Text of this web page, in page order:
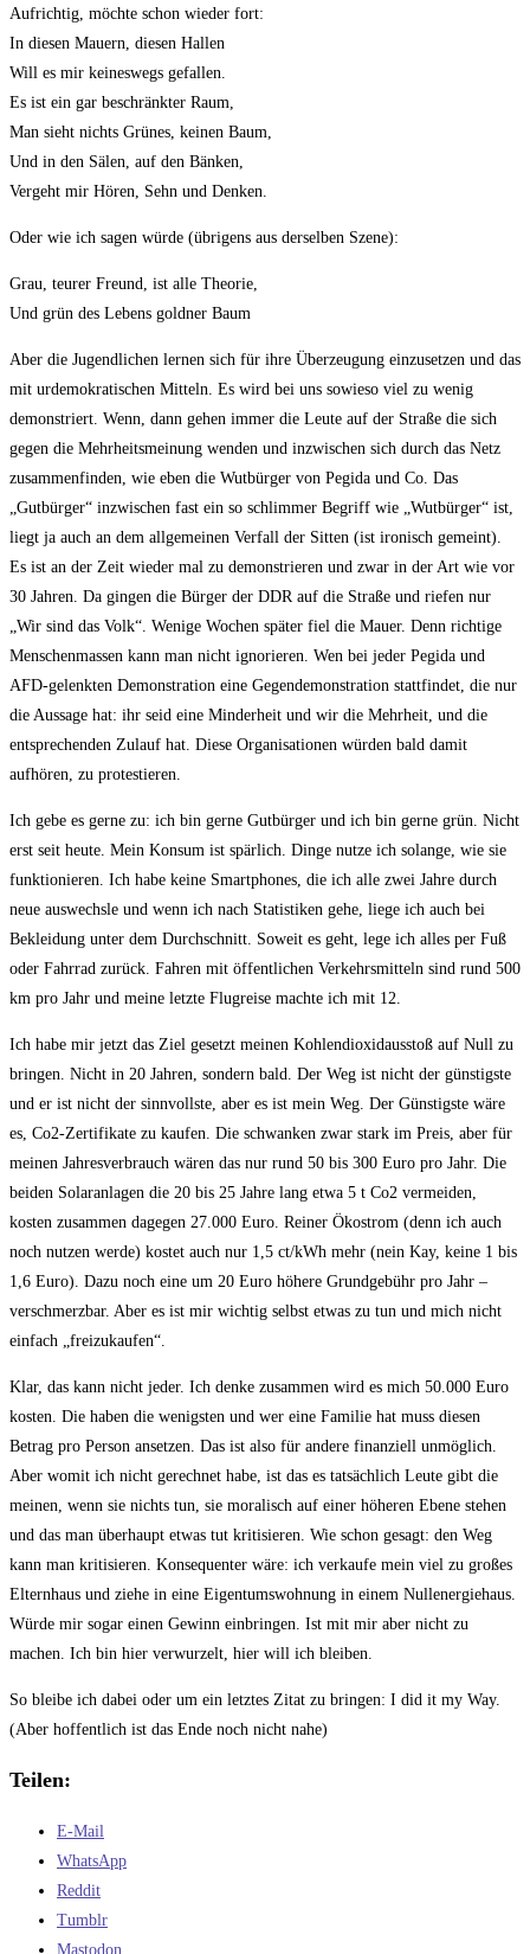
Aufrichtig, möchte schon wieder fort:
In diesen Mauern, diesen Hallen
Will es mir keineswegs gefallen.
Es ist ein gar beschränkter Raum,
Man sieht nichts Grünes, keinen Baum,
Und in den Sälen, auf den Bänken,
Vergeht mir Hören, Sehn und Denken.
Oder wie ich sagen würde (übrigens aus derselben Szene):
Grau, teurer Freund, ist alle Theorie,
Und grün des Lebens goldner Baum
Aber die Jugendlichen lernen sich für ihre Überzeugung einzusetzen und das
mit urdemokratischen Mitteln. Es wird bei uns sowieso viel zu wenig
demonstriert. Wenn, dann gehen immer die Leute auf der Straße die sich
gegen die Mehrheitsmeinung wenden und inzwischen sich durch das Netz
zusammenfinden, wie eben die Wutbürger von Pegida und Co. Das
„Gutbürger“ inzwischen fast ein so schlimmer Begriff wie „Wutbürger“ ist,
liegt ja auch an dem allgemeinen Verfall der Sitten (ist ironisch gemeint).
Es ist an der Zeit wieder mal zu demonstrieren und zwar in der Art wie vor
30 Jahren. Da gingen die Bürger der DDR auf die Straße und riefen nur
„Wir sind das Volk“. Wenige Wochen später fiel die Mauer. Denn richtige
Menschenmassen kann man nicht ignorieren. Wen bei jeder Pegida und
AFD-gelenkten Demonstration eine Gegendemonstration stattfindet, die nur
die Aussage hat: ihr seid eine Minderheit und wir die Mehrheit, und die
entsprechenden Zulauf hat. Diese Organisationen würden bald damit
aufhören, zu protestieren.
Ich gebe es gerne zu: ich bin gerne Gutbürger und ich bin gerne grün. Nicht
erst seit heute. Mein Konsum ist spärlich. Dinge nutze ich solange, wie sie
funktionieren. Ich habe keine Smartphones, die ich alle zwei Jahre durch
neue auswechsle und wenn ich nach Statistiken gehe, liege ich auch bei
Bekleidung unter dem Durchschnitt. Soweit es geht, lege ich alles per Fuß
oder Fahrrad zurück. Fahren mit öffentlichen Verkehrsmitteln sind rund 500
km pro Jahr und meine letzte Flugreise machte ich mit 12.
Ich habe mir jetzt das Ziel gesetzt meinen Kohlendioxidausstoß auf Null zu
bringen. Nicht in 20 Jahren, sondern bald. Der Weg ist nicht der günstigste
und er ist nicht der sinnvollste, aber es ist mein Weg. Der Günstigste wäre
es, Co2-Zertifikate zu kaufen. Die schwanken zwar stark im Preis, aber für
meinen Jahresverbrauch wären das nur rund 50 bis 300 Euro pro Jahr. Die
beiden Solaranlagen die 20 bis 25 Jahre lang etwa 5 t Co2 vermeiden,
kosten zusammen dagegen 27.000 Euro. Reiner Ökostrom (denn ich auch
noch nutzen werde) kostet auch nur 1,5 ct/kWh mehr (nein Kay, keine 1 bis
1,6 Euro). Dazu noch eine um 20 Euro höhere Grundgebühr pro Jahr –
verschmerzbar. Aber es ist mir wichtig selbst etwas zu tun und mich nicht
einfach „freizukaufen“.
Klar, das kann nicht jeder. Ich denke zusammen wird es mich 50.000 Euro
kosten. Die haben die wenigsten und wer eine Familie hat muss diesen
Betrag pro Person ansetzen. Das ist also für andere finanziell unmöglich.
Aber womit ich nicht gerechnet habe, ist das es tatsächlich Leute gibt die
meinen, wenn sie nichts tun, sie moralisch auf einer höheren Ebene stehen
und das man überhaupt etwas tut kritisieren. Wie schon gesagt: den Weg
kann man kritisieren. Konsequenter wäre: ich verkaufe mein viel zu großes
Elternhaus und ziehe in eine Eigentumswohnung in einem Nullenergiehaus.
Würde mir sogar einen Gewinn einbringen. Ist mit mir aber nicht zu
machen. Ich bin hier verwurzelt, hier will ich bleiben.
So bleibe ich dabei oder um ein letztes Zitat zu bringen: I did it my Way.
(Aber hoffentlich ist das Ende noch nicht nahe)
Teilen:
E-Mail
WhatsApp
Reddit
Tumblr
Mastodon